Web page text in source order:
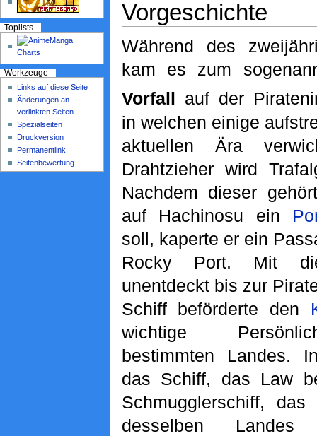
Vorgeschichte
Während des
kam es zum
Vorfall
auf der
in welchen einige
aktuellen Ära
Drahtzieher wird
Nachdem dieser
auf Hachinosu ein
soll, kaperte er ein
Rocky Port. Mit
unentdeckt bis zur
Schiff beförderte den
wichtige
bestimmten Landes.
das Schiff, das Law
Schmugglerschiff,
desselben
Toplists
Werkzeuge
Links auf diese Seite
Änderungen an
verlinkten Seiten
Spezialseiten
Druckversion
Permanentlink
Seitenbewertung